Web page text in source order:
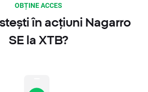
OBȚINE ACCES
în acțiuni Nagarro
SE la XTB?